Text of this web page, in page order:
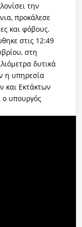
την
προκάλεσε
και φόβους.
στις 12:49
στη
δυτικά
η υπηρεσία
και Εκτάκτων
ο υπουργός